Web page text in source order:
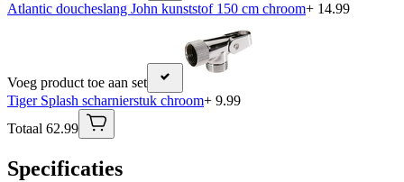
Atlantic doucheslang John kunststof 150 cm chroom+ 14.99
Voeg product toe aan set
Tiger Splash scharnierstuk chroom+ 9.99
Totaal 62.99
Specificaties